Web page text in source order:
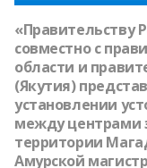
«Правительству
совместно с
области и
(Якутия)
установлении
между центрами
территории
Амурской